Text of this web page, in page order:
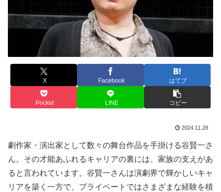
X Facebook はてブ
Pocket LINE コピー
2024.11.28
劇作家・演出家として数々の舞台作品を手掛ける谷賢一さ
ん。その才能あふれるキャリアの裏には、家族の支えがあ
ると言われています。谷賢一さんは演劇界で輝かしいキャ
リアを築く一方で、プライベートではさまざまな経験を積